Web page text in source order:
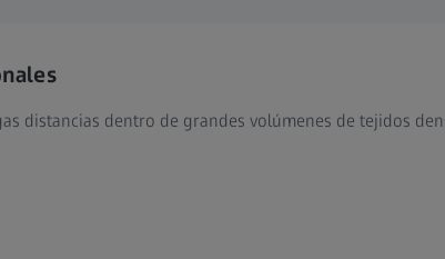
distancias dentro de grandes volúmenes de tejidos